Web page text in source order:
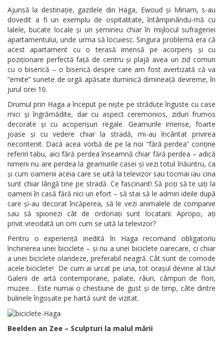
Ajunsă la destinație, gazdele din Haga, Ewoud și Miriam, s-au
dovedit a fi un exemplu de ospitalitate, întâmpinându-mă cu
lalele, bucate locale și un șemineu chiar în mijlocul sufrageriei
apartamentului, unde urma să locuiesc. Singura problemă era că
acest apartament cu o terasă imensă pe acorperiș și cu
poziționare perfectă față de centru și plajă avea un zid comun
cu o biserică – o biserică despre care am fost avertizată că va
”emite” sunete de orgă apăsate duminică dimineață devreme, în
jurul orei 10.
Drumul prin Haga a început pe niște pe străduțe înguste cu case
mici și îngrămădite, dar cu aspect ceremonios, ziduri frumos
decorate și cu acoperișuri regale. Geamurile imense, foarte
joase și cu vedere chiar la stradă, mi-au încântat privirea
necontenit. Dacă acea vorbă de pe la noi “fără perdea” conține
referiri tabu, aici fără perdea înseamnă chiar fără perdea – adică
nimeni nu are perdea la geamurile casei și vezi totul înăuntru, ca
și cum oamenii aceia care se uită la televizor sau tocmai iau cina
sunt chiar lângă tine pe stradă. Ce fascinant! Să poți să te uiți la
oameni în casă fără nici un efort – să stai să le admiri ideile după
care și-au decorat încăperea, să le vezi animalele de companie
sau să spionezi cât de ordonați sunt locatarii. Apropo, ați
privit vreodată un om cum se uită la televizor?
Pentru o experiență inedită în Haga recomand obligatoriu
închirierea unei biciclete – și nu a unei biciclete oarecare, ci chiar
a unei biciclete olandeze, preferabil neagră. Cât sunt de comode
acele biciclete! De cum ai urcat pe una, tot orașul devine al tău!
Galerii de artă contemporane, palate, râuri, câmpuri de flori,
muzee… Este numai o chestiune de gust și de timp, câte dintre
bulinele îngoșate pe hartă sunt de vizitat.
Beelden an Zee – Sculpturi la malul mării